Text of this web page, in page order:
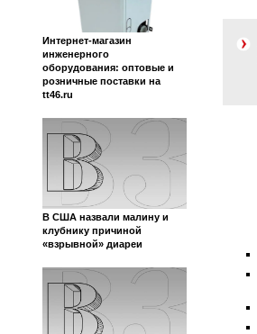
Интернет-магазин
инженерного
оборудования: оптовые и
розничные поставки на
tt46.ru
В США назвали малину и
клубнику причиной
«взрывной» диареи